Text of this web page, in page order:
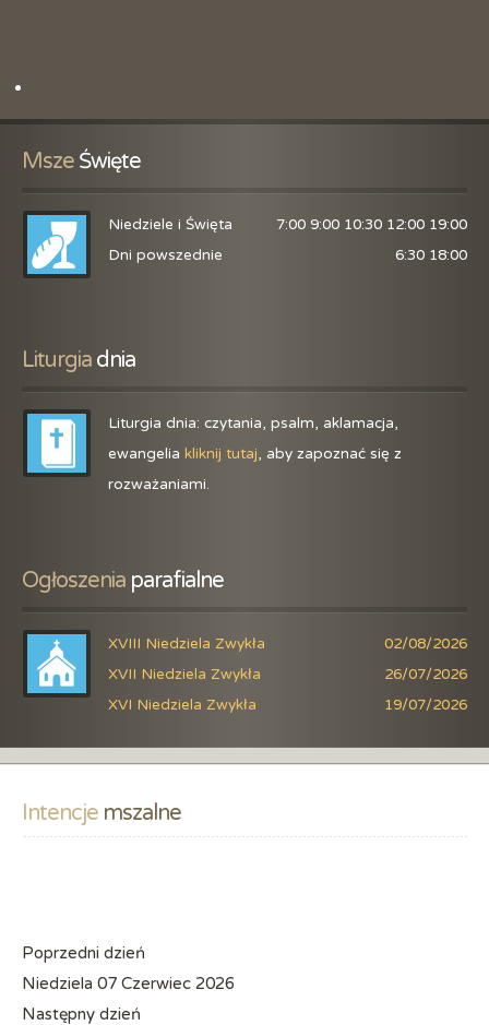
Msze Święte
Niedziele i Święta
7:00 9:00 10:30 12:00 19:00
Dni powszednie
6:30 18:00
Liturgia dnia
Liturgia dnia: czytania, psalm, aklamacja,
ewangelia kliknij tutaj, aby zapoznać się z
rozważaniami.
Ogłoszenia parafialne
XVIII Niedziela Zwykła
02/08/2026
XVII Niedziela Zwykła
26/07/2026
XVI Niedziela Zwykła
19/07/2026
Intencje mszalne
Poprzedni dzień
Niedziela 07 Czerwiec 2026
Następny dzień